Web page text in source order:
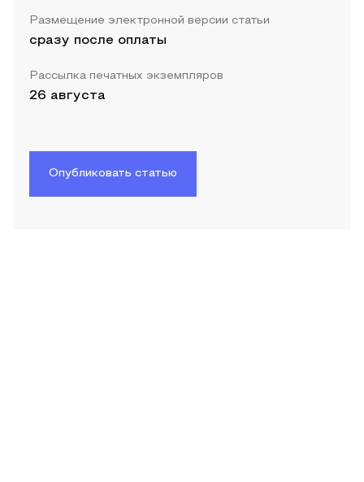
Размещение электронной версии статьи
сразу после оплаты
Рассылка печатных экземпляров
26 августа
Опубликовать статью